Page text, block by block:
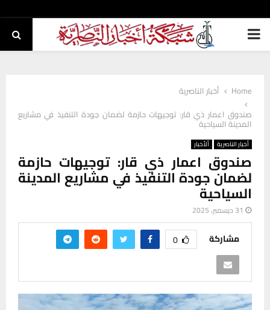
PRIMARY
Home
أخبار الناصرية
صندوق اعمار ذي قار: توجيهات حازمة لضمان جودة التنفيذ في مشاريع
المدينة السياحية
أخبار الناصرية ألأخبار
صندوق اعمار ذي قار: توجيهات حازمة
لضمان جودة التنفيذ في مشاريع المدينة
السياحية
31 ديسمبر، 2025
مشاركة 0